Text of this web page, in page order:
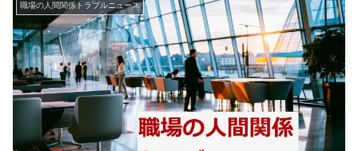
職場の人間関係トラブルニュース